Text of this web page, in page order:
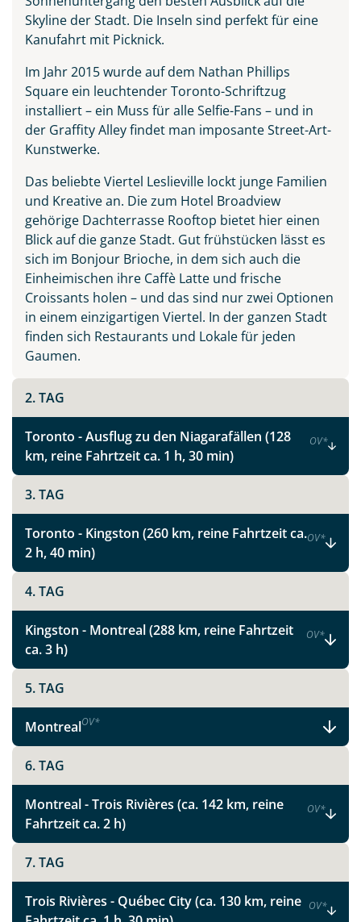
Skyline der Stadt. Die Inseln sind perfekt für eine
Kanufahrt mit Picknick.
Im Jahr 2015 wurde auf dem Nathan Phillips
Square ein leuchtender Toronto-Schriftzug
installiert – ein Muss für alle Selfie-Fans – und in
der Graffity Alley findet man imposante Street-Art-
Kunstwerke.
Das beliebte Viertel Leslieville lockt junge Familien
und Kreative an. Die zum Hotel Broadview
gehörige Dachterrasse Rooftop bietet hier einen
Blick auf die ganze Stadt. Gut frühstücken lässt es
sich im Bonjour Brioche, in dem sich auch die
Einheimischen ihre Caffè Latte und frische
Croissants holen – und das sind nur zwei Optionen
in einem einzigartigen Viertel. In der ganzen Stadt
finden sich Restaurants und Lokale für jeden
Gaumen.
2. TAG
Toronto - Ausflug zu den Niagarafällen (128
km, reine Fahrtzeit ca. 1 h, 30 min)
OV*
3. TAG
Toronto - Kingston (260 km, reine Fahrtzeit ca.
2 h, 40 min)
OV*
4. TAG
Kingston - Montreal (288 km, reine Fahrtzeit
ca. 3 h)
OV*
5. TAG
MontrealOV*
6. TAG
Montreal - Trois Rivières (ca. 142 km, reine
Fahrtzeit ca. 2 h)
OV*
7. TAG
Trois Rivières - Québec City (ca. 130 km, reine OV*